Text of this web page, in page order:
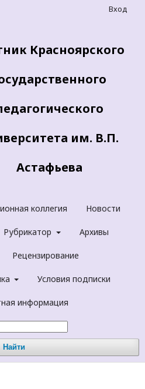
Красноярского
им. В.П.
Астафьева
коллегия Новости
Рубрикатор Архивы
Рецензирование
Условия подписки
информация
Найти
Вход